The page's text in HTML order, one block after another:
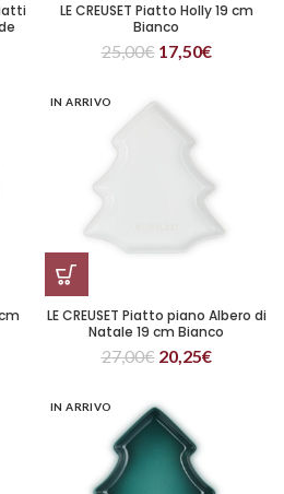
LE CREUSET Piatto Holly 19 cm
Bianco
25,00€ 17,50€
IN ARRIVO
LE CREUSET Piatto piano Albero di
Natale 19 cm Bianco
27,00€ 20,25€
IN ARRIVO